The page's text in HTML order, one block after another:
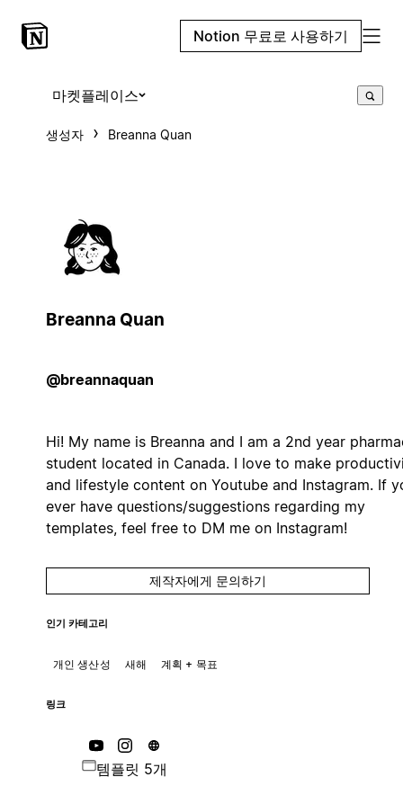
Notion 무료로 사용하기
마켓플레이스
생성자 Breanna Quan
Breanna Quan
@breannaquan
Hi! My name is Breanna and I am a 2nd year
student located in Canada. I love to make
and lifestyle content on Youtube and Instagram. If
ever have questions/suggestions regarding my
templates, feel free to DM me on Instagram!
제작자에게 문의하기
인기 카테고리
개인 생산성 새해 계획 + 목표
링크
템플릿 5개